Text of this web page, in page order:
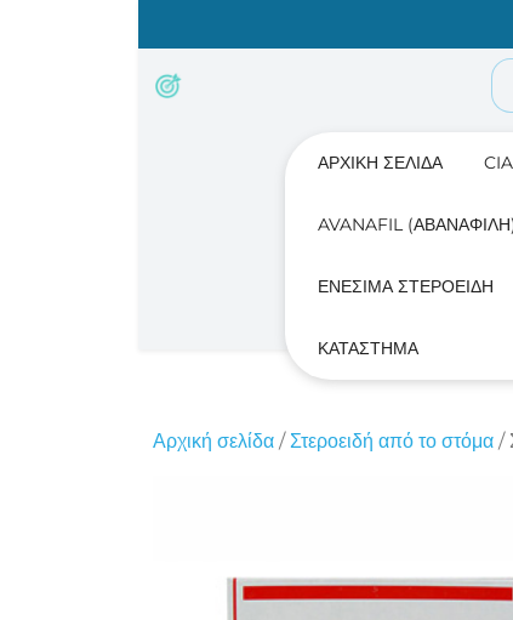
content
ΑΡΧΙΚΉ ΣΕΛΊΔΑ
AVANAFIL
ΕΝΈΣΙΜΑ ΣΤΕΡΟΕΙΔΉ
ΚΑΤΆΣΤΗΜΑ
Αρχική σελίδα /Στεροειδή από το στόμα /